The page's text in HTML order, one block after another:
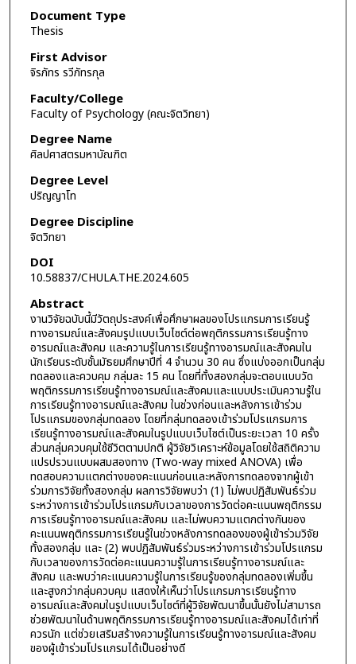
Document Type
Thesis
First Advisor
จิรภัทร รวีภัทรกุล
Faculty/College
Faculty of Psychology (คณะจิตวิทยา)
Degree Name
ศิลปศาสตรมหาบัณฑิต
Degree Level
ปริญญาโท
Degree Discipline
จิตวิทยา
DOI
10.58837/CHULA.THE.2024.605
Abstract
งานวิจัยฉบับนี้มีวัตถุประสงค์เพื่อศึกษาผลของโปรแกรมการเรียนรู้
ทางอารมณ์และสังคมรูปแบบเว็บไซต์ต่อพฤติกรรมการเรียนรู้ทาง
อารมณ์และสังคม และความรู้ในการเรียนรู้ทางอารมณ์และสังคมใน
นักเรียนระดับชั้นมัธยมศึกษาปีที่ 4 จำนวน 30 คน ซึ่งแบ่งออกเป็นกลุ่ม
ทดลองและควบคุม กลุ่มละ 15 คน โดยที่ทั้งสองกลุ่มจะตอบแบบวัด
พฤติกรรมการเรียนรู้ทางอารมณ์และสังคมและแบบประเมินความรู้ใน
การเรียนรู้ทางอารมณ์และสังคม ในช่วงก่อนและหลังการเข้าร่วม
โปรแกรมของกลุ่มทดลอง โดยที่กลุ่มทดลองเข้าร่วมโปรแกรมการ
เรียนรู้ทางอารมณ์และสังคมในรูปแบบเว็บไซต์เป็นระยะเวลา 10 ครั้ง
ส่วนกลุ่มควบคุมใช้ชีวิตตามปกติ ผู้วิจัยวิเคราะห์ข้อมูลโดยใช้สถิติความ
แปรปรวนแบบผสมสองทาง (Two-way mixed ANOVA) เพื่อ
ทดสอบความแตกต่างของคะแนนก่อนและหลังการทดลองจากผู้เข้า
ร่วมการวิจัยทั้งสองกลุ่ม ผลการวิจัยพบว่า (1) ไม่พบปฏิสัมพันธ์ร่วม
ระหว่างการเข้าร่วมโปรแกรมกับเวลาของการวัดต่อคะแนนพฤติกรรม
การเรียนรู้ทางอารมณ์และสังคม และไม่พบความแตกต่างกันของ
คะแนนพฤติกรรมการเรียนรู้ในช่วงหลังการทดลองของผู้เข้าร่วมวิจัย
ทั้งสองกลุ่ม และ (2) พบปฏิสัมพันธ์ร่วมระหว่างการเข้าร่วมโปรแกรม
กับเวลาของการวัดต่อคะแนนความรู้ในการเรียนรู้ทางอารมณ์และ
สังคม และพบว่าคะแนนความรู้ในการเรียนรู้ของกลุ่มทดลองเพิ่มขึ้น
และสูงกว่ากลุ่มควบคุม แสดงให้เห็นว่าโปรแกรมการเรียนรู้ทาง
อารมณ์และสังคมในรูปแบบเว็บไซต์ที่ผู้วิจัยพัฒนาขึ้นนั้นยังไม่สามารถ
ช่วยพัฒนาในด้านพฤติกรรมการเรียนรู้ทางอารมณ์และสังคมได้เท่าที่
ควรนัก แต่ช่วยเสริมสร้างความรู้ในการเรียนรู้ทางอารมณ์และสังคม
ของผู้เข้าร่วมโปรแกรมได้เป็นอย่างดี